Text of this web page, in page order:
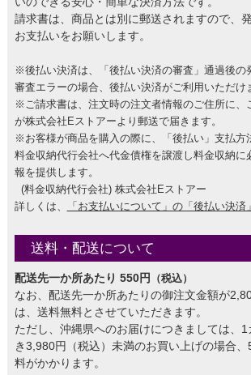
請求書は、商品とは別に郵送されますので、
お支払いをお願いします。
※後払い決済は、「後払い決済の審査」通過後の
審査エラーの場合、後払い決済がご利用いただけ
※ご請求書は、注文時の注文者情報のご住所に、
が株式会社Eストアーより郵送で届きます。
※お客様が商品を購入の際に、「後払い」支払方
料金収納代行会社へ代金債権を譲渡し料金収納に
報を提供します。
(料金収納代行会社) 株式会社Eストアー
詳しくは、
「お支払いについて」の「後払い決済」
送料・配送について
配送先一か所あたり 550円 （税込）
なお、配送先一か所あたりの御注文金額が
は、送料無料とさせていただきます。
ただし、沖縄県へのお届けにつきましては、
き3,980円（税込）未満のお買い上げの場合
料がかかります。